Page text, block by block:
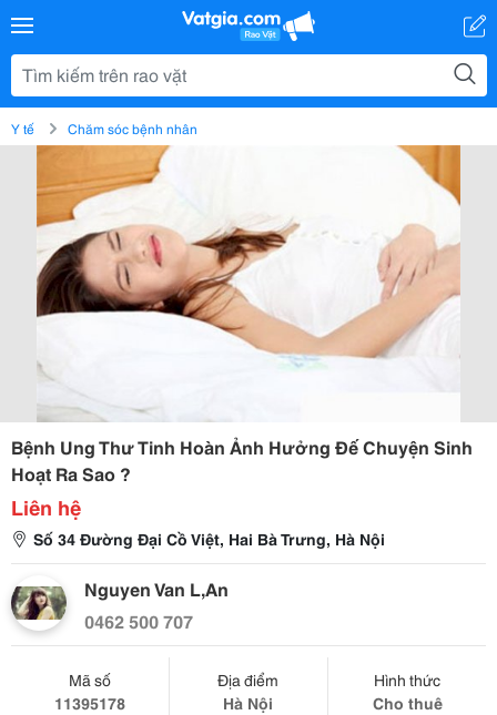
Y tế Chăm sóc bệnh nhân
Bệnh Ung Thư Tinh Hoàn Ảnh Hưởng Đế Chuyện Sinh
Hoạt Ra Sao ?
Liên hệ
Số 34 Đường Đại Cồ Việt, Hai Bà Trưng, Hà Nội
Nguyen Van L,An
0462 500 707
Mã số
11395178
Địa điểm
Hà Nội
Hình thức
Cho thuê